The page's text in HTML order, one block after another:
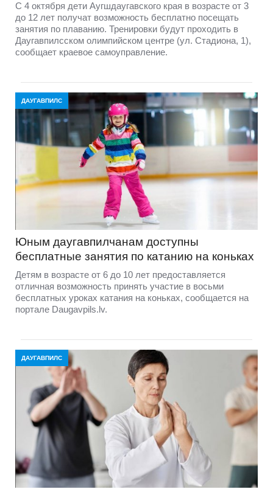
С 4 октября дети Аугшдаугавского края в возрасте от 3
до 12 лет получат возможность бесплатно посещать
занятия по плаванию. Тренировки будут проходить в
Даугавпилсском олимпийском центре (ул. Стадиона, 1),
сообщает краевое самоуправление.
ДАУГАВПИЛС
Юным даугавпилчанам доступны
бесплатные занятия по катанию на коньках
Детям в возрасте от 6 до 10 лет предоставляется
отличная возможность принять участие в восьми
бесплатных уроках катания на коньках, сообщается на
портале Daugavpils.lv.
ДАУГАВПИЛС